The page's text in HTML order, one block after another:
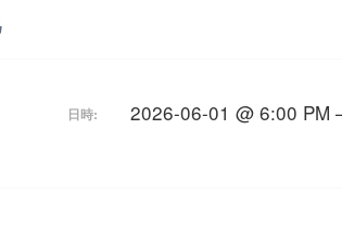
日時: 2026-06-01 @ 6:00 PM